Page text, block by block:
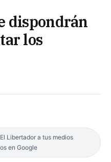
dispondrán
los
Libertador a tus medios
en Google